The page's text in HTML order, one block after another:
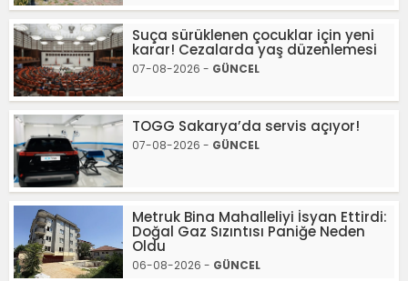
Suça sürüklenen çocuklar için yeni
karar! Cezalarda yaş düzenlemesi
07-08-2026 - GÜNCEL
TOGG Sakarya’da servis açıyor!
07-08-2026 - GÜNCEL
Metruk Bina Mahalleliyi İsyan Ettirdi:
Doğal Gaz Sızıntısı Paniğe Neden
Oldu
06-08-2026 - GÜNCEL